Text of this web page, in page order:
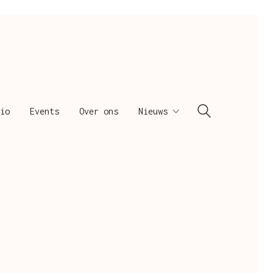
Events Over ons Nieuws